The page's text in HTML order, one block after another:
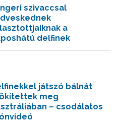
szivaccsal
a
delfinek
játszó bálnát
meg
– csodálatos